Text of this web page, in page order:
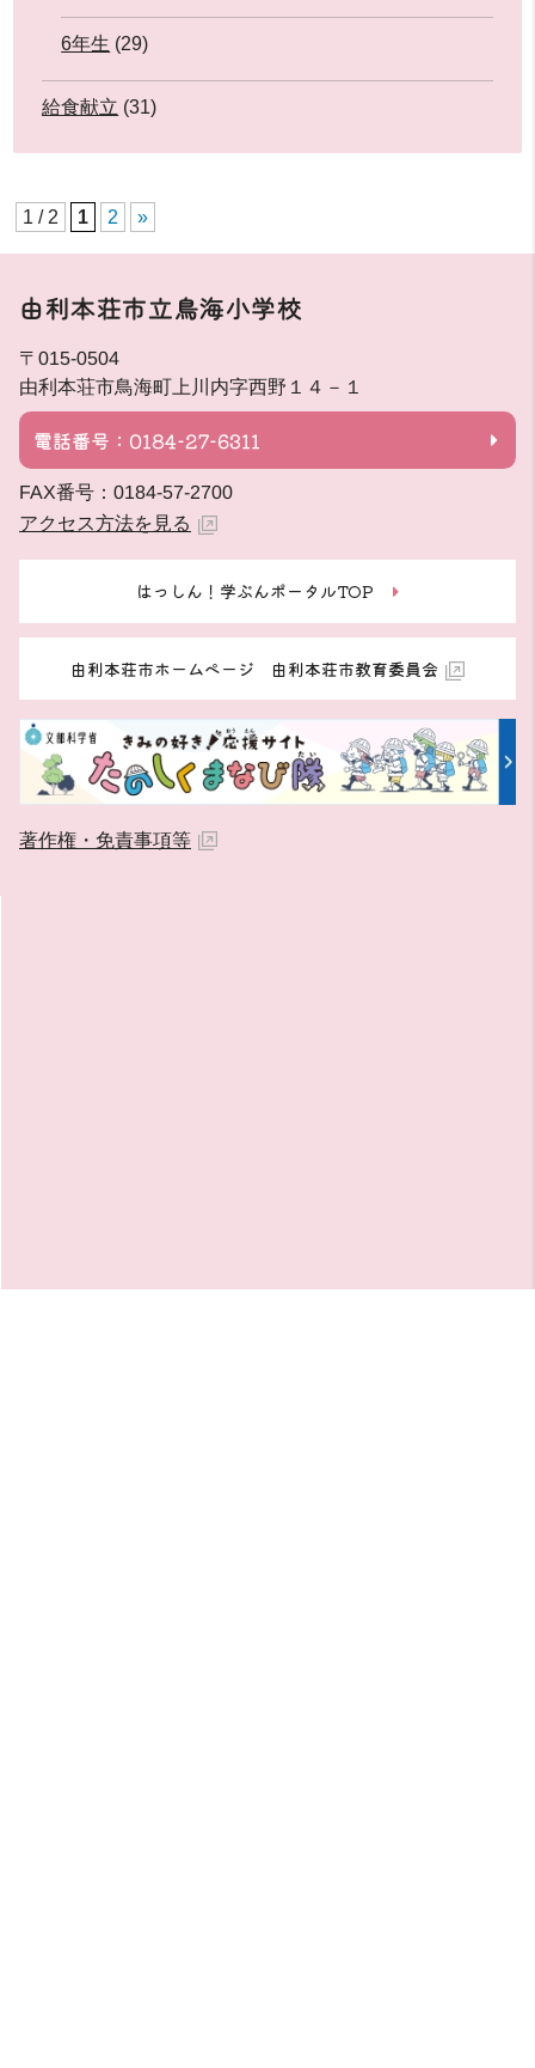
6年生 (29)
給食献立 (31)
1 / 2 1 2 »
由利本荘市立鳥海小学校
〒015-0504
由利本荘市鳥海町上川内字西野１４－１
電話番号：0184-27-6311
FAX番号：0184-57-2700
アクセス方法を見る
はっしん！学ぶんポータルTOP
由利本荘市ホームページ 由利本荘市教育委員会
著作権・免責事項等